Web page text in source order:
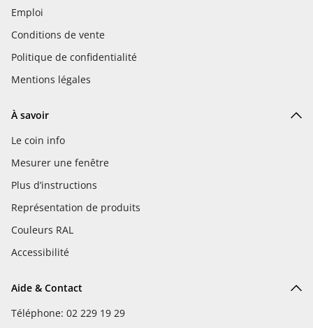
Emploi
Conditions de vente
Politique de confidentialité
Mentions légales
À savoir
Le coin info
Mesurer une fenêtre
Plus d’instructions
Représentation de produits
Couleurs RAL
Accessibilité
Aide & Contact
Téléphone: 02 229 19 29